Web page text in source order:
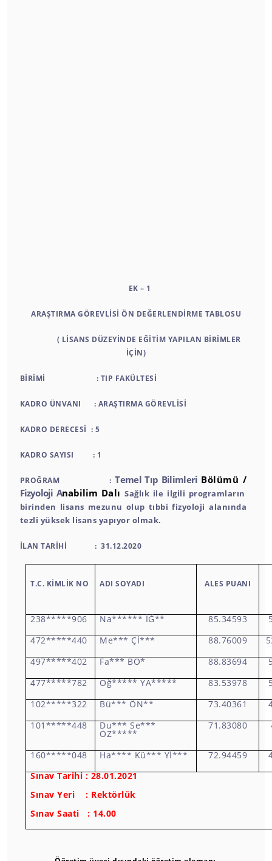
EK – 1
ARAŞTIRMA GÖREVLİSİ ÖN DEĞERLENDİRME TABLOSU
( LİSANS DÜZEYİNDE EĞİTİM YAPILAN BİRİMLER
İÇİN)
BİRİMİ : TIP FAKÜLTESİ
KADRO ÜNVANI : ARAŞTIRMA GÖREVLİSİ
KADRO DERECESİ : 5
KADRO SAYISI : 1
PROĞRAM :Temel Tıp Bilimleri Bölümü /
Fizyoloji Anabilim Dalı Sağlık ile ilgili programların
birinden lisans mezunu olup tıbbi fizyoloji alanında
tezli yüksek lisans yapıyor olmak.
İLAN TARİHİ : 31.12.2020
T.C. KİMLİK NO ADI SOYADI ALES PUANI
238*****906 Na****** İĞ** 85.34593
472*****440
Me*** Çİ*** 88.76009
497*****402
Fa*** BO* 88.83694
477*****782
Oğ***** YA***** 83.53978
102*****322
Bü*** ÖN** 73.40361
101*****448
Du*** Se***
ÖZ*****
71.83080
160*****048 Ha**** Kü*** Yİ*** 72.94459
Sınav Tarihi : 28.01.2021
Sınav Yeri : Rektörlük
Sınav Saati : 14.00